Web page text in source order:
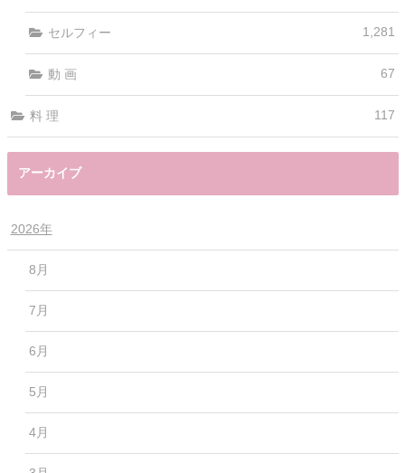
セルフィー 1,281
動 画 67
料 理 117
アーカイブ
2026年
8月
7月
6月
5月
4月